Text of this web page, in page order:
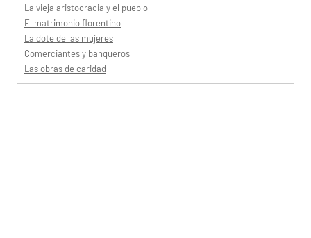
La vieja aristocracia y el pueblo
El matrimonio florentino
La dote de las mujeres
Comerciantes y banqueros
Las obras de caridad